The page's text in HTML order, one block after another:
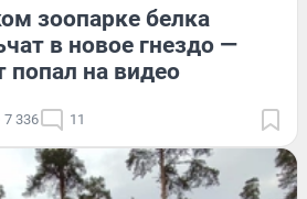
зоопарке белка
в новое гнездо —
на видео
7 336 11